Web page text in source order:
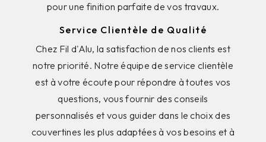
pour une finition parfaite de vos travaux.
Service Clientèle de Qualité
Chez Fil d'Alu, la satisfaction de nos clients est
notre priorité. Notre équipe de service clientèle
est à votre écoute pour répondre à toutes vos
questions, vous fournir des conseils
personnalisés et vous guider dans le choix des
couvertines les plus adaptées à vos besoins et à